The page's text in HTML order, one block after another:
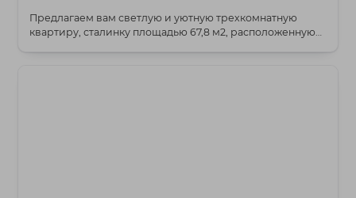
Предлагаем вам светлую и уютную трехкомнатную
квартиру, сталинку площадью 67,8 м2, расположенную